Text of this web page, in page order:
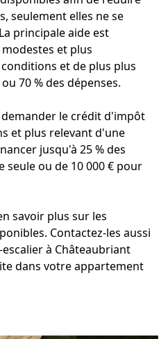
seulement elles ne se
principale aide est
et plus
et de plus plus
70 % des dépenses.
demander le crédit d'impôt
et plus relevant d'une
jusqu'à 25 % des
seule ou de 10 000 € pour
savoir plus sur les
Contactez-les aussi
à Châteaubriant
dans votre appartement